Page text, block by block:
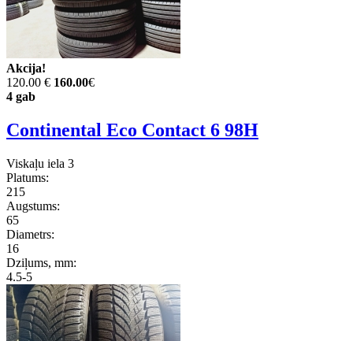
Akcija!
120.00 € 160.00€
4 gab
Continental Eco Contact 6 98H
Viskaļu iela 3
Platums:
215
Augstums:
65
Diametrs:
16
Dziļums, mm:
4.5-5